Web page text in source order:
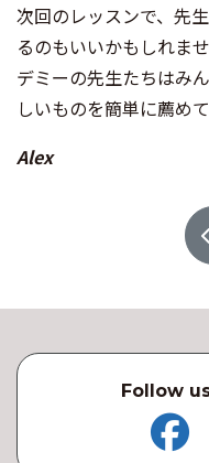
次回のレッスンで、先
るのもいいかもしれま
デミーの先生たちはみ
しいものを簡単に薦め
Alex
Follow